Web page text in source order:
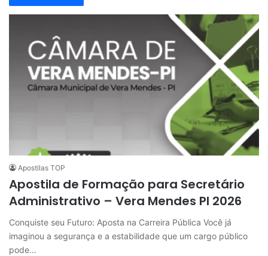
Apostilas TOP
Apostila de Formação para Secretário
Administrativo – Vera Mendes PI 2026
Conquiste seu Futuro: Aposta na Carreira Pública Você já
imaginou a segurança e a estabilidade que um cargo público
pode…